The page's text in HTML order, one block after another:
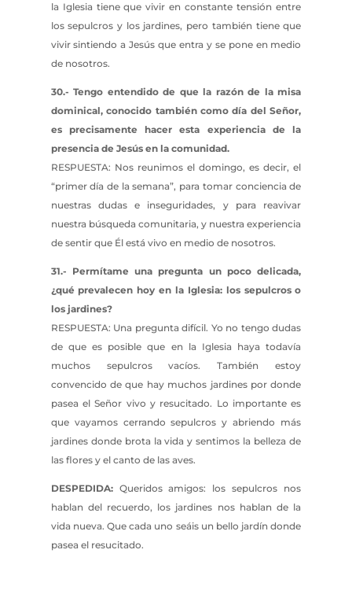
la Iglesia tiene que vivir en constante tensión entre
los sepulcros y los jardines, pero también tiene que
vivir sintiendo a Jesús que entra y se pone en medio
de nosotros.
30.- Tengo entendido de que la razón de la misa
dominical, conocido también como día del Señor,
es precisamente hacer esta experiencia de la
presencia de Jesús en la comunidad.
RESPUESTA: Nos reunimos el domingo, es decir, el
“primer día de la semana”, para tomar conciencia de
nuestras dudas e inseguridades, y para reavivar
nuestra búsqueda comunitaria, y nuestra experiencia
de sentir que Él está vivo en medio de nosotros.
31.- Permítame una pregunta un poco delicada,
¿qué prevalecen hoy en la Iglesia: los sepulcros o
los jardines?
RESPUESTA: Una pregunta difícil. Yo no tengo dudas
de que es posible que en la Iglesia haya todavía
muchos sepulcros vacíos. También estoy
convencido de que hay muchos jardines por donde
pasea el Señor vivo y resucitado. Lo importante es
que vayamos cerrando sepulcros y abriendo más
jardines donde brota la vida y sentimos la belleza de
las flores y el canto de las aves.
DESPEDIDA:Queridos amigos: los sepulcros nos
hablan del recuerdo, los jardines nos hablan de la
vida nueva. Que cada uno seáis un bello jardín donde
pasea el resucitado.